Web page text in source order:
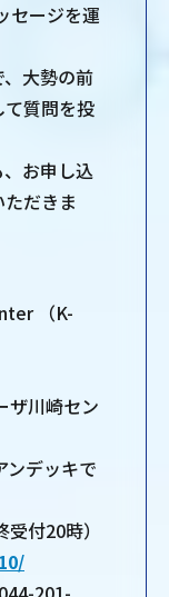
セージを運
大勢の前
質問を投
お申し込
だきま
（K-
ザ川崎セン
ンデッキで
付20時）